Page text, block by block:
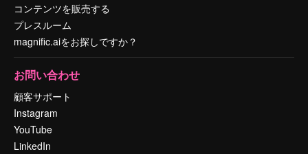
コンテンツを販売する
プレスルーム
magnific.aiをお探しですか？
お問い合わせ
顧客サポート
Instagram
YouTube
LinkedIn